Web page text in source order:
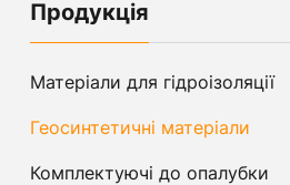
Продукція
Матеріали для гідроізоляції
Геосинтетичні матеріали
Комплектуючі до опалубки